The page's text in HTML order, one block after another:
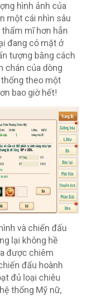
hình ảnh của
một cái nhìn sâu
mĩ hơn hẳn
đang có mặt ở
tượng bằng cách
chán của dòng
theo một
bao giờ hết!
và chiến đấu
lại không hề
được chiêm
đấu hoành
đủ loại chiêu
thống Mỹ nữ,